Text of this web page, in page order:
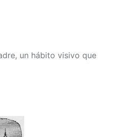
un hábito visivo que